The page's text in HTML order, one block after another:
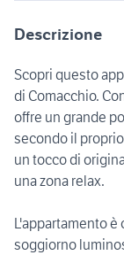
Descrizione
Scopri questo
di Comacchio.
offre un grande
secondo il
un tocco di
una zona relax.
L'appartamento
soggiorno